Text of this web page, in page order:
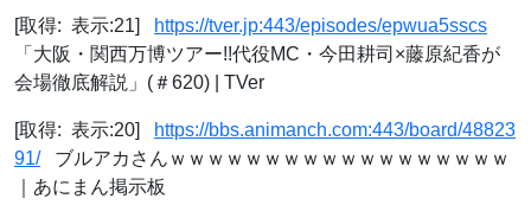
[取得: 表示:21]
https://tver.jp:443/episodes/epwua5sscs
「大阪・関西万博ツアー!!代役MC・今田耕司×藤原紀香が
会場徹底解説」(＃620) | TVer
[取得: 表示:20]
https://bbs.animanch.com:443/board/48823
91/ブルアカさんｗｗｗｗｗｗｗｗｗｗｗｗｗｗｗｗｗｗ
｜あにまん掲示板